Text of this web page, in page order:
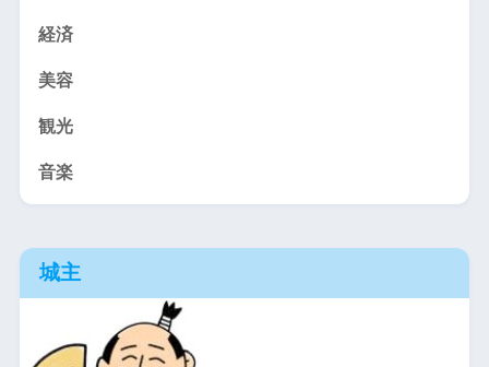
経済
美容
観光
音楽
城主